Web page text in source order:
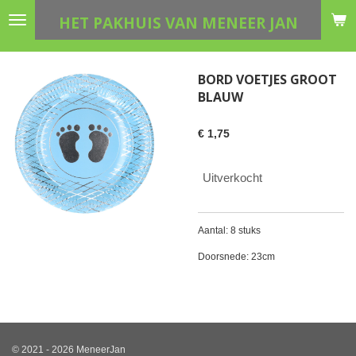
Ga
hoofdinhoud
HET PAKHUIS VAN MENEER JAN
BORD VOETJES GROOT
BLAUW
€ 1,75
Uitverkocht
Aantal: 8 stuks
Doorsnede: 23cm
© 2021 - 2026 MeneerJan